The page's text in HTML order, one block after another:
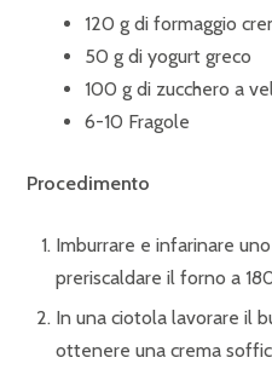
120 g di formaggio
50 g di yogurt greco
100 g di zucchero a
6-10 Fragole
Procedimento
Imburrare e infarinare
preriscaldare il forno a
In una ciotola lavorare il
ottenere una crema